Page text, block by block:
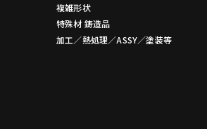
複雑形状
特殊材 鋳造品
加工／熱処理／ASSY／塗装等